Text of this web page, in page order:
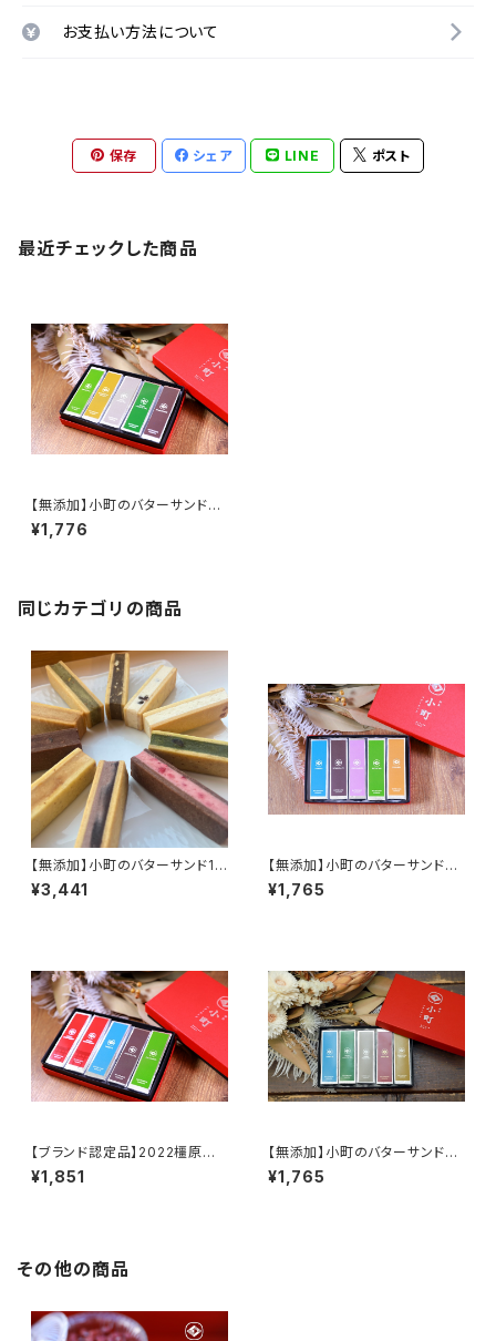
お支払い方法について
保存 シェア LINE ポスト
最近チェックした商品
【無添加】小町のバターサンド5
個入りB
¥1,776
同じカテゴリの商品
【無添加】小町のバターサンド10
個入り
¥3,441
【無添加】小町のバターサンド
『人気セット』
¥1,765
【ブランド認定品】2022橿原ブラ
ンド「万葉×橿原コレクション」
『認定品セット』
¥1,851
【無添加】小町のバターサンド5
個入り『和』
¥1,765
その他の商品